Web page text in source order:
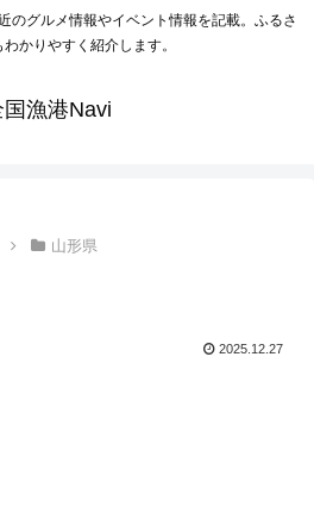
のグルメ情報やイベント情報を記載。ふるさ
かりやすく紹介します。
国漁港Navi
山形県
2025.12.27